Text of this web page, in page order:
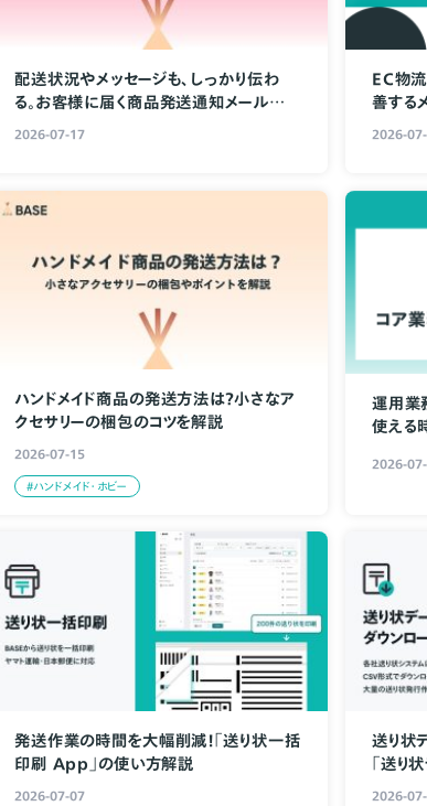
配送状況やメッセージも、しっかり伝わ
る。お客様に届く商品発送通知メールが
見やすくなりました
2026-07-17
EC物
善する
2026-
ハンドメイド商品の発送方法は？小さなア
クセサリーの梱包のコツを解説
2026-07-15
#ハンドメイド・ホビー
運用業
使える
2026-
発送作業の時間を大幅削減！「送り状一括
印刷 App」の使い方解説
2026-07-07
送り状
「送り
2026-